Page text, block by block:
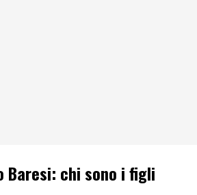
Baresi: chi sono i figli